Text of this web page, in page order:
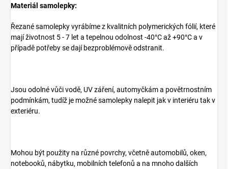
Materiál samolepky:
Řezané samolepky vyrábíme z kvalitních polymerických fólií, které
mají životnost 5 - 7 let a tepelnou odolnost -40°C až +90°C a v
případě potřeby se dají bezproblémově odstranit.
Jsou odolné vůči vodě, UV záření, automyčkám a povětrnostním
podmínkám, tudíž je možné samolepky nalepit jak v interiéru tak v
exteriéru.
Mohou být použity na různé povrchy, včetně automobilů, oken,
notebooků, nábytku, mobilních telefonů a na mnoho dalších